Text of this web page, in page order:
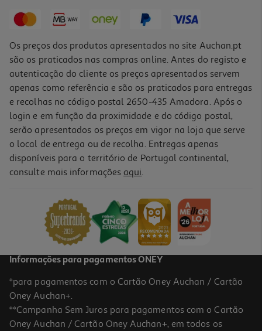
Difusor Para Gato Feliway Friends Difusor+recarga 48ml
32,25 €
Os preços dos produtos apresentados no site Auchan.pt
são os praticados nas compras online. Antes do registo e
autenticação do cliente os preços apresentados servem
apenas como referência e são os praticados para entregas
e recolhas no código postal 2650-435 Amadora. Após o
login e em função da proximidade e do código postal,
serão apresentados os preços em vigor na loja que serve
o local de entrega ou de recolha. Entregas apenas
disponíveis para o território de Portugal continental,
consulte mais informações aqui.
Informações para pagamentos ONEY
*para pagamentos com o Cartão Oney Auchan / Cartão
Oney Auchan+.
**Campanha Sem Juros para pagamentos com o Cartão
Oney Auchan / Cartão Oney Auchan+, em todos os